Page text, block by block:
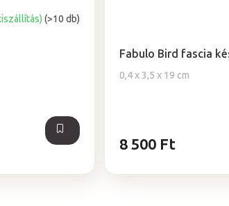
(>10 db)
Fabulo Bird fascia
0,4 x 3,5 x 19 cm
átlagos
5-
8 500 Ft